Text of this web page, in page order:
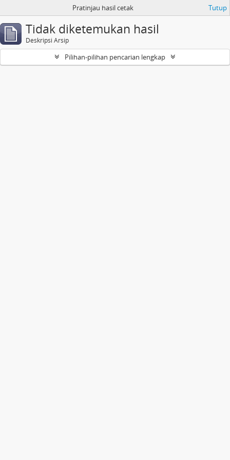
Pratinjau hasil cetak Tutup
Tidak diketemukan hasil
Deskripsi Arsip
Pilihan-pilihan pencarian lengkap